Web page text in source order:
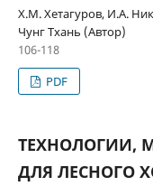
Х.М. Хетагуров, И.А.
Чунг Тхань (Автор)
106-118
PDF
ТЕХНОЛОГИИ,
ДЛЯ ЛЕСНОГО